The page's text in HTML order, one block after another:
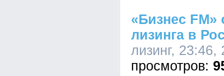
«Бизнес
лизинга в
лизинг, 23:46,